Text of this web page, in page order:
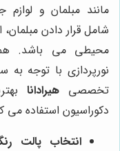
مانند مبلمان و
شامل قرار دادن
محیطی می باشد.
نورپردازی با توجه
تخصصی هیرادانا
دکوراسیون استفاده می
انتخاب پالت